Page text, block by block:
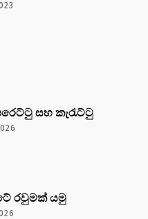
සහ කැරැට්ටු
රවුමක් යමු